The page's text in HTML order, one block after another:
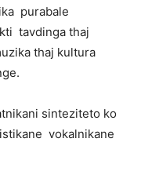
purabale
tavdinga thaj
thaj kultura
sinteziteto ko
vokalnikane